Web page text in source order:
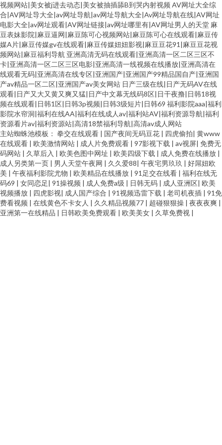
视频网站|美女被j进去动态|美女被抽插舔B到哭内射视频 AV网址大全综
合|AV网址导大全|av网址导航|av网址导航大全|Av网址导航在线|AV网址
电影大全|av网址观看|AV网址链接|av网址哪里有|AV网址男人的天堂 麻
豆表妹影院|麻豆逼网|麻豆陈可心视频网站|麻豆陈可心在线观看|麻豆传
媒A片|麻豆传媒gv在线观看|麻豆传媒妞妞影视|麻豆豆花91|麻豆豆花视
频网站|麻豆福利导航 亚洲高清无码在线观看|亚洲高清一区二区三区不
卡|亚洲高清一区二区三区电影|亚洲高清一线视频在线播放|亚洲高清在
线观看无码|亚洲高清在线专区|亚洲国产|亚洲国产99精品国自产|亚洲国
产av精品一区二区|亚洲国产av美女网站 日产三级在线|日产无码AV在线
观看|日产又大又黄又爽又猛|日产中文幕无线码8区|日干夜撸|日韩18视
频在线观看|日韩1区|日韩3p视频|日韩3级短片|日韩69 福利影院aaa|福利
影院水帘洞|福利在线AA|福利在线成人av|福利站AV|福利资源导航|福利
资源看片av|福利资源站|高清18禁福利导航|高清av成人网站
主站蜘蛛池模板： 拳交在线观看 | 国产夜间无码豆花 | 四虎偷拍| 黄www
在线观看 | 欧美激情网站 | 成人片免费观看 | 97影视下载 | av视屏| 免费无
码网站 | 久草后入 | 欧美色图中网址 | 欧美四级下载 | 成人免费在线播放 |
成人另类第一页 | 男人天堂午夜网 | 久久爱88| 午夜宅男玖玖 | 好屌妞欧
美 | 午夜福利影院尤物 | 欧美精品在线播放 | 91足交在线看 | 福利在线无
码69 | 女同恋足| 91操视频 | 成人免费a级 | 日韩无码 | 成人亚洲区| 欧美
视频播放 | 四虎影视| 成人国产综合 | 91视频迅雷下载 | 老司机夜插 | 91免
费看视频 | 在线黄色不卡女人 | 久久精品视频77 | 超碰狠狠操 | 夜夜夜爽 |
亚洲第一在线精品 | 日韩欧美免费观看 | 欧美美女 | 久草免费视 |